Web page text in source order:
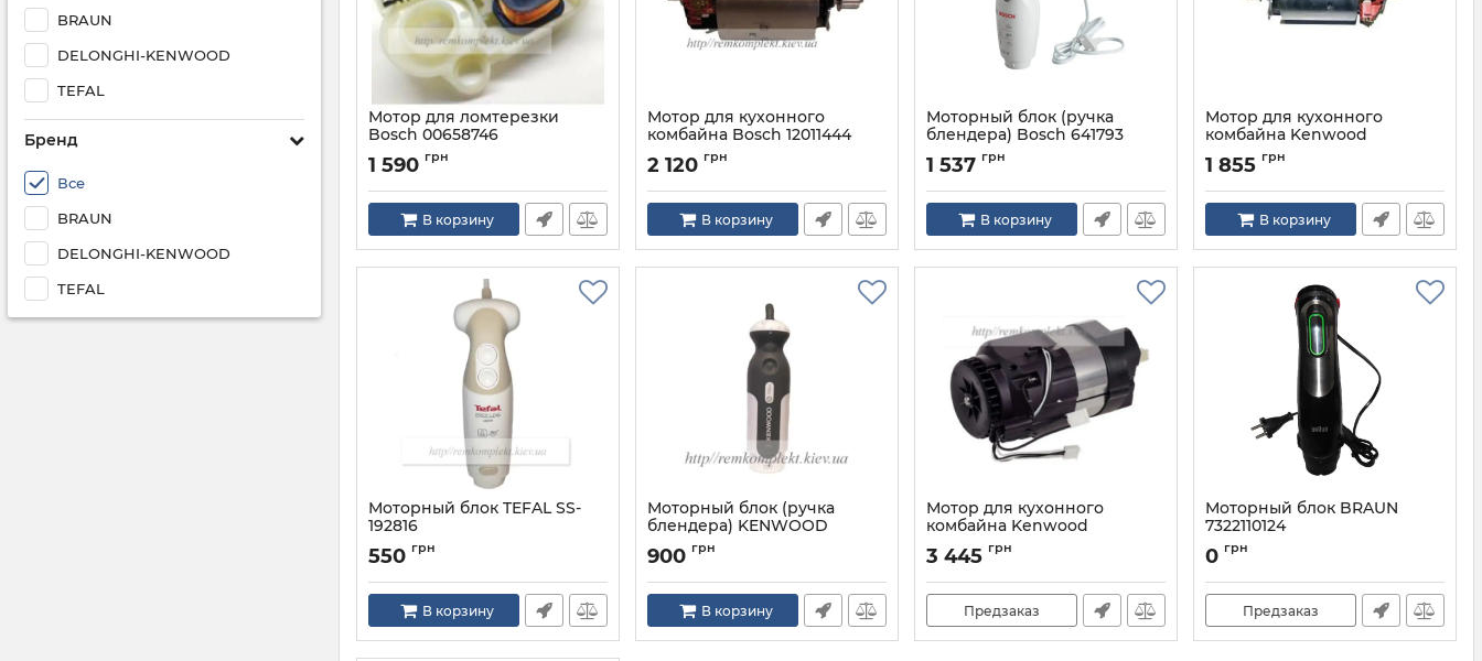
BRAUN
DELONGHI-KENWOOD
TEFAL
Бренд
Все
BRAUN
DELONGHI-KENWOOD
TEFAL
Мотор для ломтерезки
Bosch 00658746
Артикул: 658746
1 590 грн
В корзину
Мотор для кухонного
комбайна Bosch 12011444
Артикул: 12011444
2 120 грн
В корзину
Моторный блок (ручка
блендера) Bosch 641793
Артикул: 641793
1 537 грн
В корзину
Мотор для кухонного
комбайна Kenwood
DL7313217261
Артикул:
1 855 грн
В корзину
Моторный блок TEFAL SS-
192816
Артикул: SS-192816
550 грн
В корзину
Моторный блок (ручка
блендера) KENWOOD
KW712957
Артикул:
900 грн
В корзину
Мотор для кухонного
комбайна Kenwood
KW713924
Артикул:
3 445 грн
Предзаказ
Моторный блок BRAUN
7322110124
Артикул:
0 грн
Предзаказ